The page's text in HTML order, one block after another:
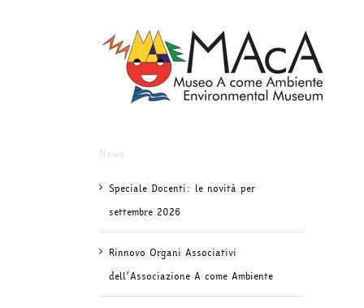
News
Speciale Docenti: le novità per
settembre 2026
Rinnovo Organi Associativi
dell’Associazione A come Ambiente